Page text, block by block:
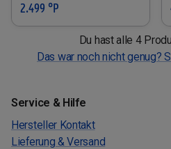
2.499 °P
Du hast alle 4
Das war noch nicht genug?
Service & Hilfe
Hersteller Kontakt
Lieferung & Versand